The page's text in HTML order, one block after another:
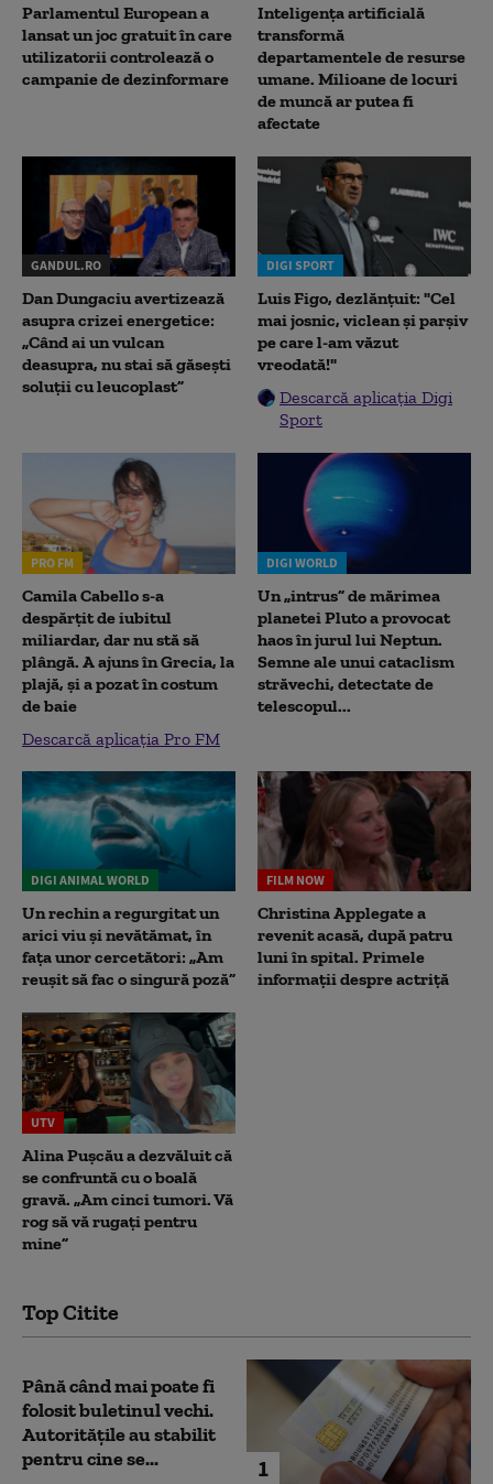
Parlamentul European a
lansat un joc gratuit în care
utilizatorii controlează o
campanie de dezinformare
Inteligența artificială
transformă
departamentele de resurse
umane. Milioane de locuri
de muncă ar putea fi
afectate
GANDUL.RO
Dan Dungaciu avertizează
asupra crizei energetice:
„Când ai un vulcan
deasupra, nu stai să găsești
soluții cu leucoplast”
DIGI SPORT
Luis Figo, dezlănțuit: "Cel
mai josnic, viclean și parșiv
pe care l-am văzut
vreodată!"
Descarcă aplicația Digi
Sport
PRO FM
Camila Cabello s-a
despărțit de iubitul
miliardar, dar nu stă să
plângă. A ajuns în Grecia, la
plajă, și a pozat în costum
de baie
Descarcă aplicația Pro FM
DIGI WORLD
Un „intrus” de mărimea
planetei Pluto a provocat
haos în jurul lui Neptun.
Semne ale unui cataclism
străvechi, detectate de
telescopul...
DIGI ANIMAL WORLD
Un rechin a regurgitat un
arici viu și nevătămat, în
fața unor cercetători: „Am
reușit să fac o singură poză”
FILM NOW
Christina Applegate a
revenit acasă, după patru
luni în spital. Primele
informații despre actriță
UTV
Alina Pușcău a dezvăluit că
se confruntă cu o boală
gravă. „Am cinci tumori. Vă
rog să vă rugați pentru
mine”
Top Citite
1
Până când mai poate fi
folosit buletinul vechi.
Autoritățile au stabilit
pentru cine se...